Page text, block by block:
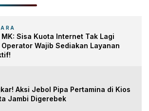
Sisa Kuota Internet Tak Lagi
Operator Wajib Sediakan Layanan
Aksi Jebol Pipa Pertamina di Kios
Jambi Digerebek